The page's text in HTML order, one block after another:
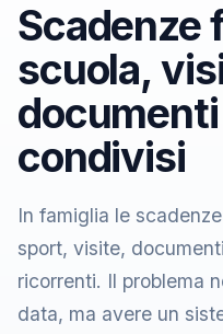
Scadenze
scuola,
condivisi
In famiglia le
sport, visite,
ricorrenti. Il problema
data, ma avere un